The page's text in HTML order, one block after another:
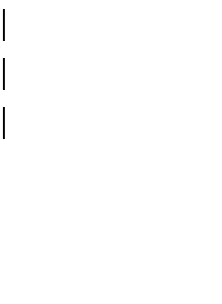
|
|
|